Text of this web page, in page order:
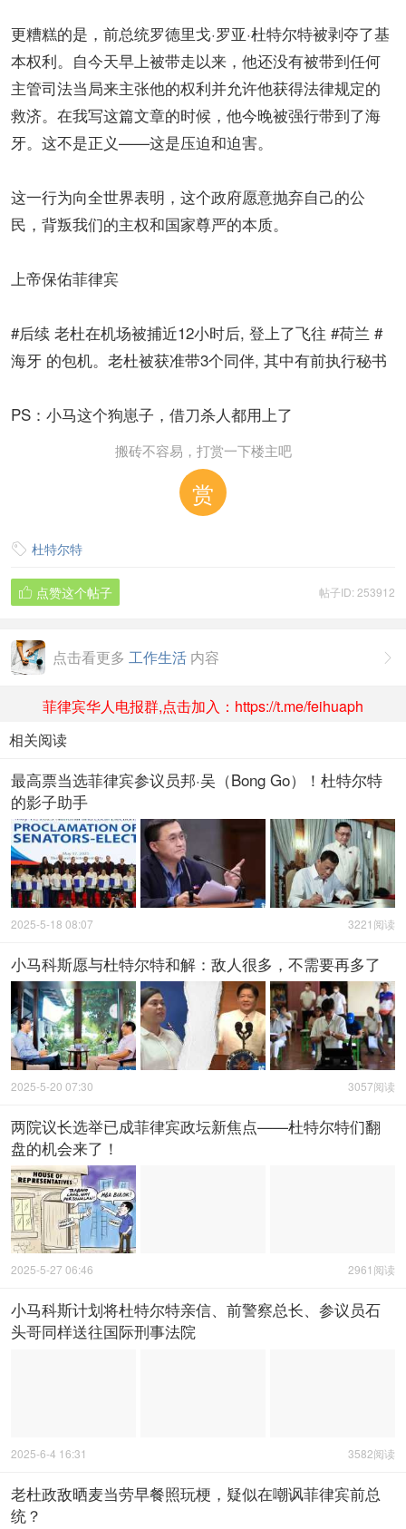
更糟糕的是，前总统罗德里戈·罗亚·杜特尔特被剥夺了基
本权利。自今天早上被带走以来，他还没有被带到任何
主管司法当局来主张他的权利并允许他获得法律规定的
救济。在我写这篇文章的时候，他今晚被强行带到了海
牙。这不是正义——这是压迫和迫害。
这一行为向全世界表明，这个政府愿意抛弃自己的公
民，背叛我们的主权和国家尊严的本质。
上帝保佑菲律宾
#后续 老杜在机场被捕近12小时后, 登上了飞往 #荷兰 #
海牙 的包机。老杜被获准带3个同伴, 其中有前执行秘书
PS：小马这个狗崽子，借刀杀人都用上了
搬砖不容易，打赏一下楼主吧
赏
 杜特尔特
帖子ID: 253912
 点赞这个帖子

点击看更多 工作生活 内容
菲律宾华人电报群,点击加入：https://t.me/feihuaph
相关阅读
最高票当选菲律宾参议员邦·吴（Bong Go）！杜特尔特
的影子助手
3221阅读
2025-5-18 08:07
小马科斯愿与杜特尔特和解：敌人很多，不需要再多了
3057阅读
2025-5-20 07:30
两院议长选举已成菲律宾政坛新焦点——杜特尔特们翻
盘的机会来了！
2961阅读
2025-5-27 06:46
小马科斯计划将杜特尔特亲信、前警察总长、参议员石
头哥同样送往国际刑事法院
3582阅读
2025-6-4 16:31
老杜政敌晒麦当劳早餐照玩梗，疑似在嘲讽菲律宾前总
统？